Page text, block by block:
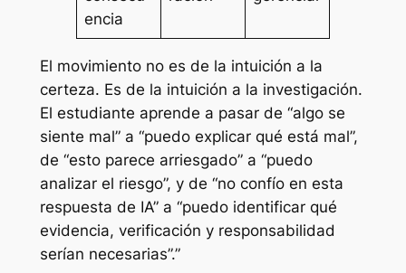
encia
El movimiento no es de la intuición a la
certeza. Es de la intuición a la investigación.
El estudiante aprende a pasar de “algo se
siente mal” a “puedo explicar qué está mal”,
de “esto parece arriesgado” a “puedo
analizar el riesgo”, y de “no confío en esta
respuesta de IA” a “puedo identificar qué
evidencia, verificación y responsabilidad
serían necesarias”.”